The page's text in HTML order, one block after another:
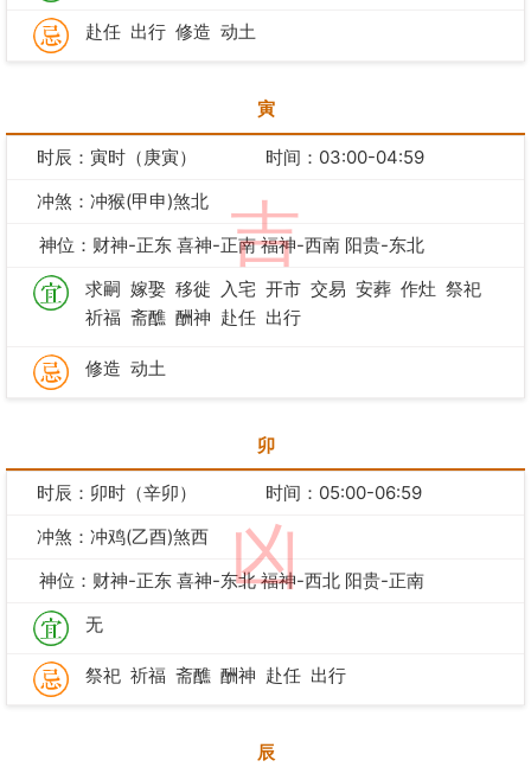
赴任 出行 修造 动土
寅
吉
时辰：寅时（庚寅）
时间：03:00-04:59
冲煞：冲猴(甲申)煞北
神位：财神-正东 喜神-正南 福神-西南 阳贵-东北
求嗣 嫁娶 移徙 入宅 开市 交易 安葬 作灶 祭祀
祈福 斋醮 酬神 赴任 出行
修造 动土
卯
凶
时辰：卯时（辛卯）
时间：05:00-06:59
冲煞：冲鸡(乙酉)煞西
神位：财神-正东 喜神-东北 福神-西北 阳贵-正南
无
祭祀 祈福 斋醮 酬神 赴任 出行
辰